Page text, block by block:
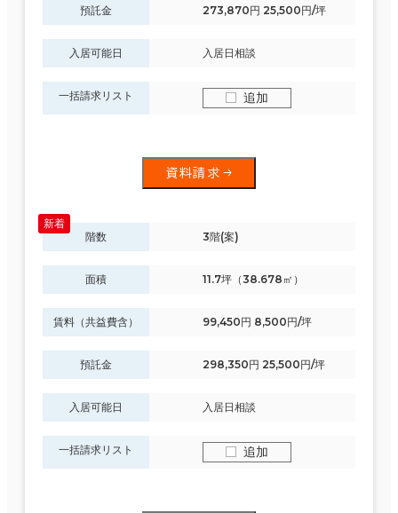
預託金 273,870円 25,500円/坪
入居可能日 入居日相談
一括請求リスト 追加
資料請求
階数 3階(案)
面積 11.7坪（38.678㎡）
賃料（共益費含） 99,450円 8,500円/坪
預託金 298,350円 25,500円/坪
入居可能日 入居日相談
一括請求リスト 追加